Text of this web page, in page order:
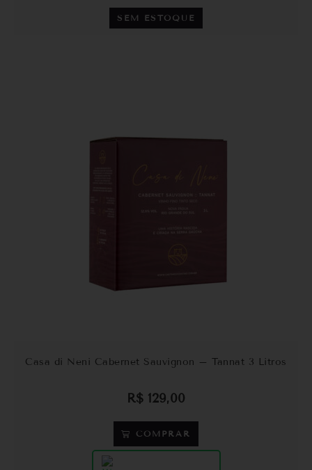
SEM ESTOQUE
Casa di Neni Cabernet Sauvignon – Tannat 3 Litros
R$ 129,00
COMPRAR